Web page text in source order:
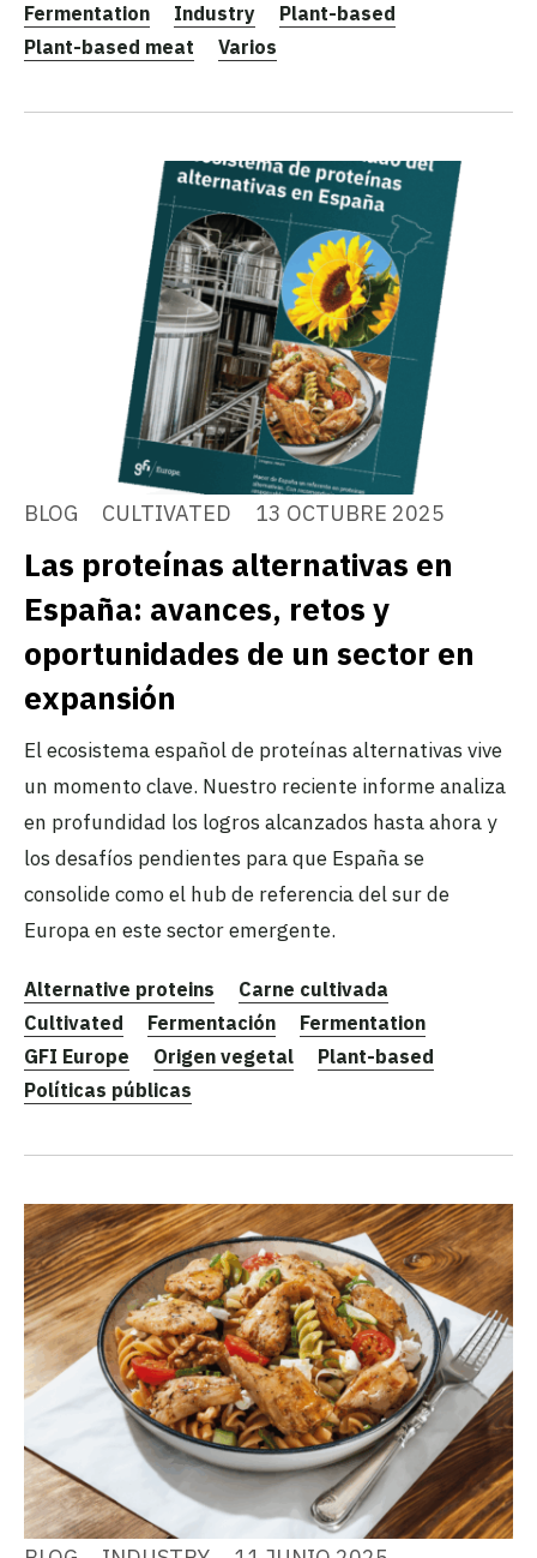
Fermentation
Industry
Plant-based
Plant-based meat
Varios
BLOG CULTIVATED 13 OCTUBRE 2025
Las proteínas alternativas en
España: avances, retos y
oportunidades de un sector en
expansión
El ecosistema español de proteínas alternativas vive
un momento clave. Nuestro reciente informe analiza
en profundidad los logros alcanzados hasta ahora y
los desafíos pendientes para que España se
consolide como el hub de referencia del sur de
Europa en este sector emergente.
Alternative proteins
Carne cultivada
Cultivated
Fermentación
Fermentation
GFI Europe
Origen vegetal
Plant-based
Políticas públicas